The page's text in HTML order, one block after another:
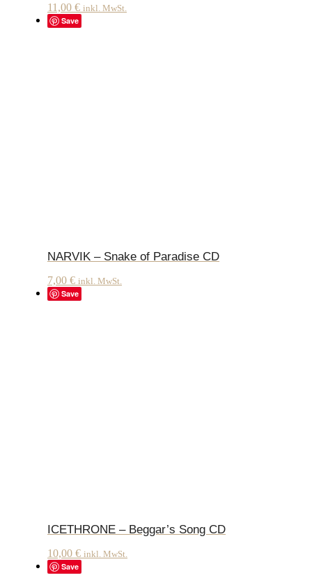
11,00 € inkl. MwSt.
Save
NARVIK – Snake of Paradise CD
7,00 € inkl. MwSt.
Save
ICETHRONE – Beggar’s Song CD
10,00 € inkl. MwSt.
Save